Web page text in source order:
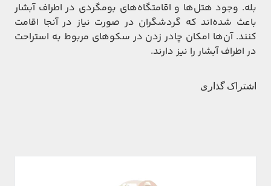
بله. وجود هتل‌ها و اقامتگاه‌های بومگردی در اطراف آبشار
باعث شده‌اند که گردشگران در صورت نیاز در آنجا اقامت
کنند. آن‌ها امکان چادر زدن در سکوهای مربوط به استراحت
در اطراف آبشار را نیز دارند.
اشتراک گذاری